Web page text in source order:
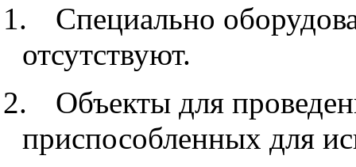
1.
Специально
отсутствуют.
2.
Объекты для
приспособленных для